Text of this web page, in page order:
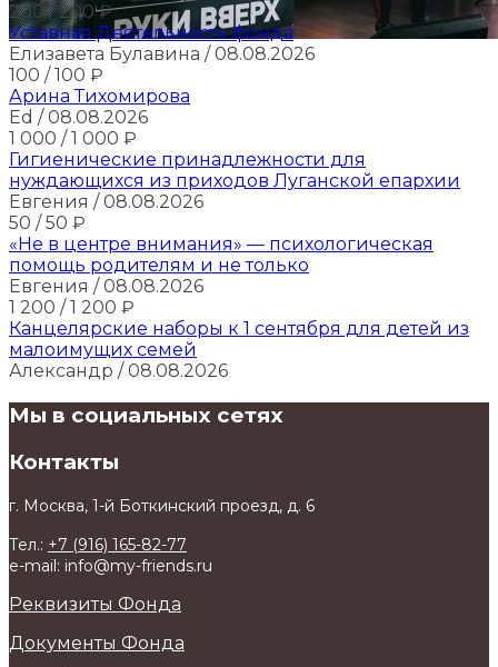
200/ 200₽
Уставная Деятельность фонда
Елизавета Булавина / 08.08.2026
100 / 100 ₽
Арина Тихомирова
Ed / 08.08.2026
1 000 / 1 000 ₽
Гигиенические принадлежности для
нуждающихся из приходов Луганской епархии
Евгения / 08.08.2026
50 / 50 ₽
«Не в центре внимания» — психологическая
помощь родителям и не только
Евгения / 08.08.2026
1 200 / 1 200 ₽
Канцелярские наборы к 1 сентября для детей из
малоимущих семей
Александр / 08.08.2026
Мы в социальных сетях
Контакты
г. Москва, 1-й Боткинский проезд, д. 6
Тел.: +7 (916) 165-82-77
e-mail: info@my-friends.ru
Реквизиты Фонда
Документы Фонда